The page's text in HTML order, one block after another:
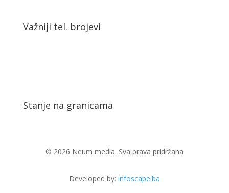
Važniji tel. brojevi
Stanje na granicama
© 2026 Neum media. Sva prava pridržana
Developed by: infoscape.ba